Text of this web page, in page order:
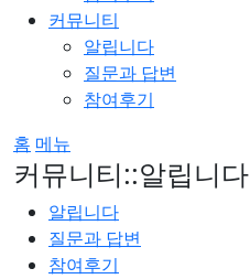
커뮤니티
알립니다
질문과 답변
참여후기
홈 메뉴
커뮤니티::알립니다
알립니다
질문과 답변
참여후기